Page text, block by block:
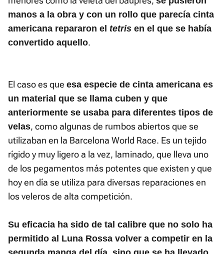
manos a la obra y con un rollo que parecía cinta
americana repararon el tetris en el que se había
convertido aquello.
El caso es que esa especie de cinta americana es
un material que se llama cuben y que
anteriormente se usaba para diferentes tipos de
velas, como algunas de rumbos abiertos que se
utilizaban en la Barcelona World Race. Es un tejido
rígido y muy ligero a la vez, laminado, que lleva uno
de los pegamentos más potentes que existen y que
hoy en día se utiliza para diversas reparaciones en
los veleros de alta competición.
Su eficacia ha sido de tal calibre que no solo ha
permitido al Luna Rossa volver a competir en la